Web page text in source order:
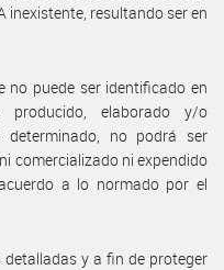
inexistente, resultando ser en
no puede ser identificado en
elaborado y/o
determinado, no podrá ser
comercializado ni expendido
a lo normado por el
y a fin de proteger